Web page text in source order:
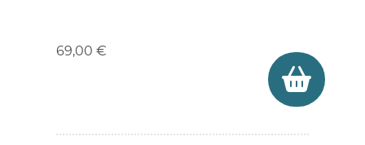
69,00 €